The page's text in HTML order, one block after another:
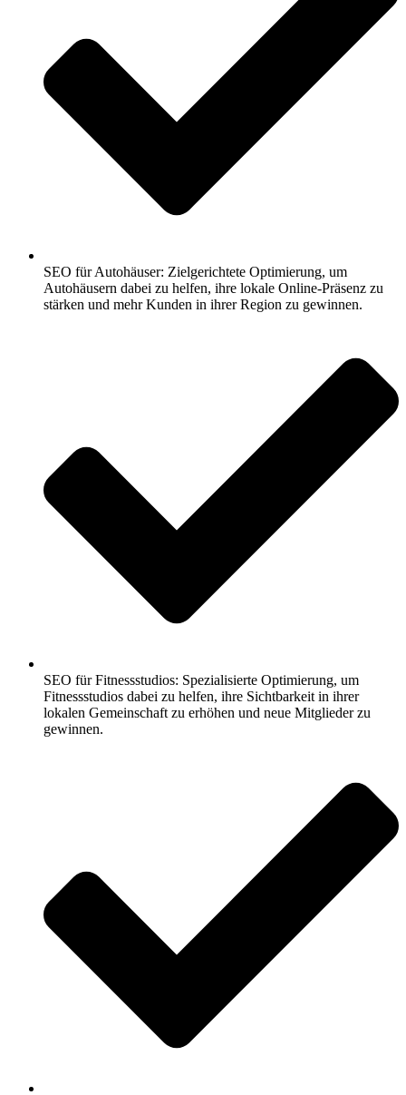
SEO für Autohäuser: Zielgerichtete Optimierung, um
Autohäusern dabei zu helfen, ihre lokale Online-Präsenz zu
stärken und mehr Kunden in ihrer Region zu gewinnen.
SEO für Fitnessstudios: Spezialisierte Optimierung, um
Fitnessstudios dabei zu helfen, ihre Sichtbarkeit in ihrer
lokalen Gemeinschaft zu erhöhen und neue Mitglieder zu
gewinnen.